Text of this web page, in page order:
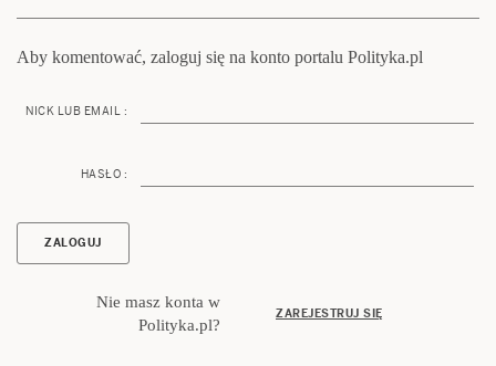
Aby komentować, zaloguj się na konto portalu Polityka.pl
NICK LUB EMAIL :
HASŁO :
Nie masz konta w
Polityka.pl?
ZAREJESTRUJ SIĘ